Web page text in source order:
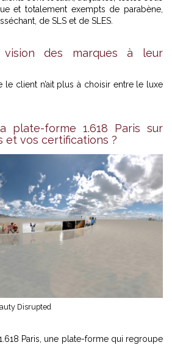
et totalement exempts de parabène,
de SLS et de SLES.
des marques à leur
le client n’ait plus à choisir entre le luxe
plate-forme 1.618 Paris sur
et vos certifications ?
Disrupted
Paris, une plate-forme qui regroupe